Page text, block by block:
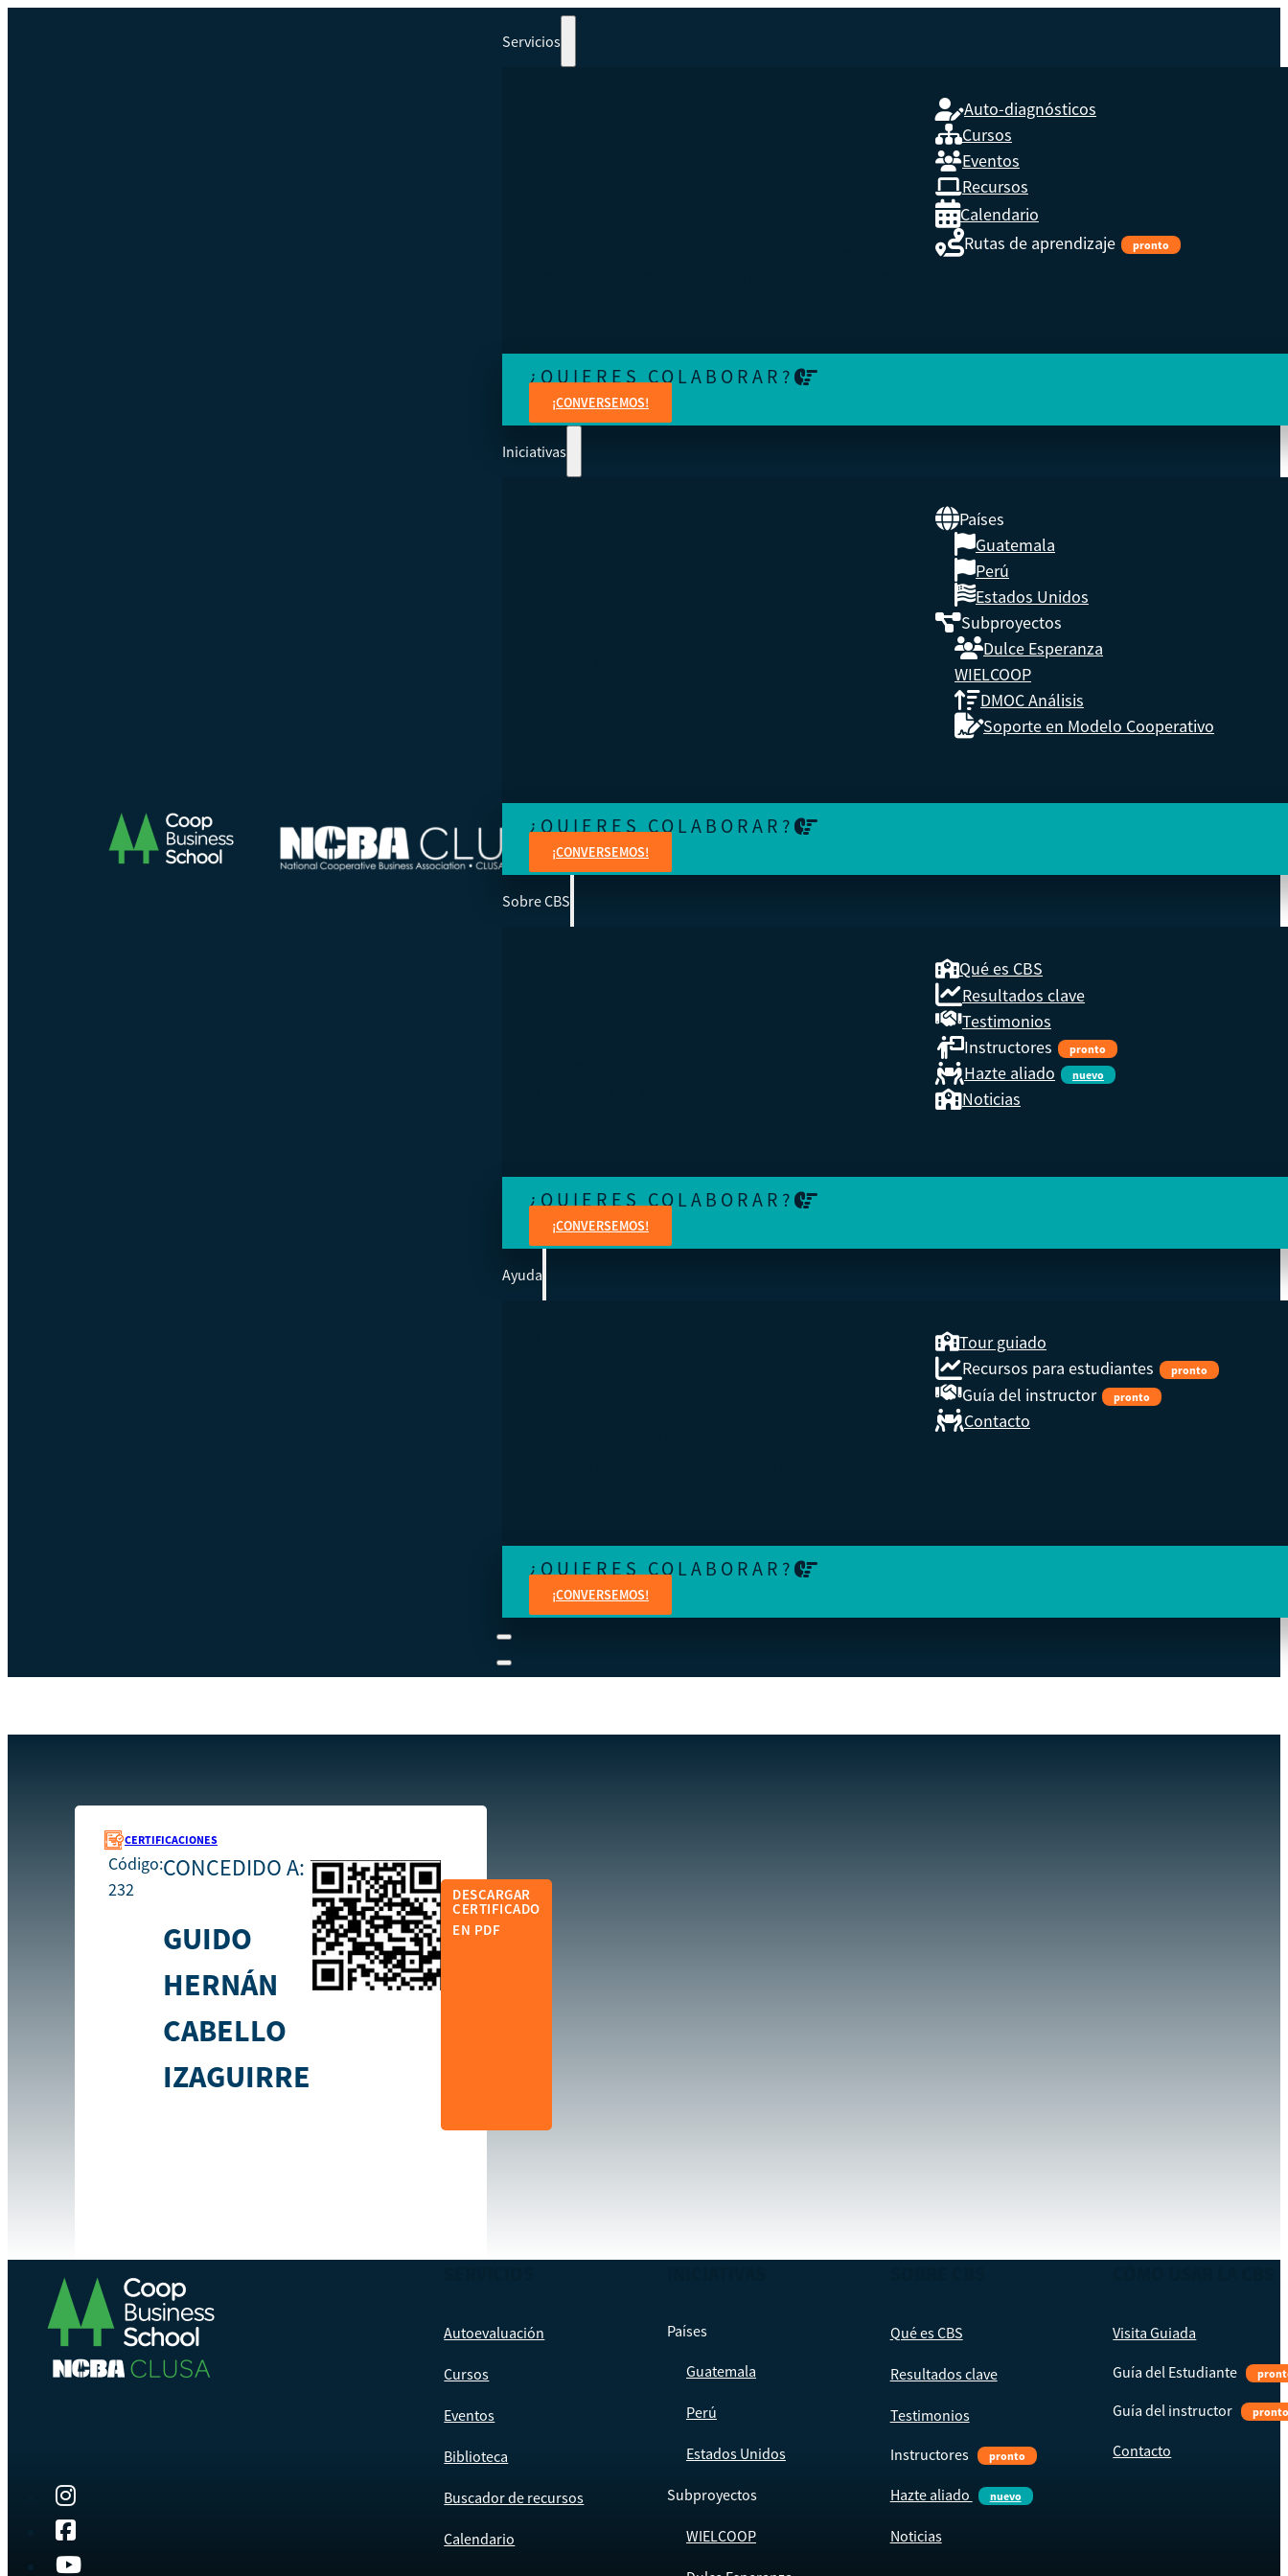
Servicios
Auto-diagnósticos
Cursos
Eventos
Recursos
Calendario
Rutas de aprendizaje
pronto
¿QUIERES COLABORAR?
¡CONVERSEMOS!
Iniciativas
Países
Guatemala
Perú
Estados Unidos
Subproyectos
Dulce Esperanza
WIELCOOP
DMOC Análisis
Soporte en Modelo Cooperativo
¿QUIERES COLABORAR?
¡CONVERSEMOS!
Sobre CBS
Qué es CBS
Resultados clave
Testimonios
Instructores
pronto
Hazte aliado nuevo
Noticias
¿QUIERES COLABORAR?
¡CONVERSEMOS!
Ayuda
Tour guiado
Recursos para estudiantes
pronto
Guía del instructor pronto
Contacto
¿QUIERES COLABORAR?
¡CONVERSEMOS!
CERTIFICACIONES
Código:
232
CONCEDIDO A:
GUIDO
HERNÁN
CABELLO
IZAGUIRRE
DESCARGAR
CERTIFICADO
EN PDF
Autoevaluación
Cursos
Eventos
Biblioteca
Buscador de recursos
Calendario
Países
Guatemala
Perú
Estados Unidos
Subproyectos
WIELCOOP
Qué es CBS
Resultados clave
Testimonios
Instructores pronto
Hazte aliado nuevo
Noticias
Visita Guiada
Guía del Estudiante
Guía del instructor
Contacto